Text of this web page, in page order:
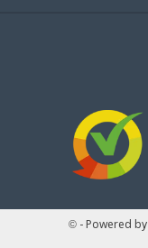
© - Powered by